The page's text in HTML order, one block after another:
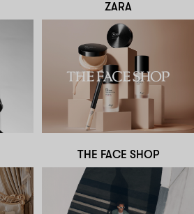
ZARA
THE FACE SHOP